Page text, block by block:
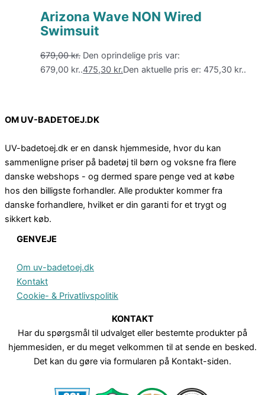
Arizona Wave NON Wired
Swimsuit
679,00kr. Den oprindelige pris var:
679,00 kr..475,30 kr.Den aktuelle pris er: 475,30 kr..
OM UV-BADETOEJ.DK
UV-badetoej.dk er en dansk hjemmeside, hvor du kan
sammenligne priser på badetøj til børn og voksne fra flere
danske webshops - og dermed spare penge ved at købe
hos den billigste forhandler. Alle produkter kommer fra
danske forhandlere, hvilket er din garanti for et trygt og
sikkert køb.
GENVEJE
Om uv-badetoej.dk
Kontakt
Cookie- & Privatlivspolitik
KONTAKT
Har du spørgsmål til udvalget eller bestemte produkter på
hjemmesiden, er du meget velkommen til at sende en besked.
Det kan du gøre via formularen på Kontakt-siden.